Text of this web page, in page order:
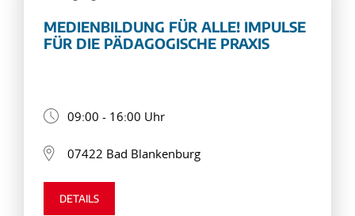
MEDIENBILDUNG FÜR ALLE! IMPULSE
FÜR DIE PÄDAGOGISCHE PRAXIS
09:00 - 16:00 Uhr
07422 Bad Blankenburg
DETAILS